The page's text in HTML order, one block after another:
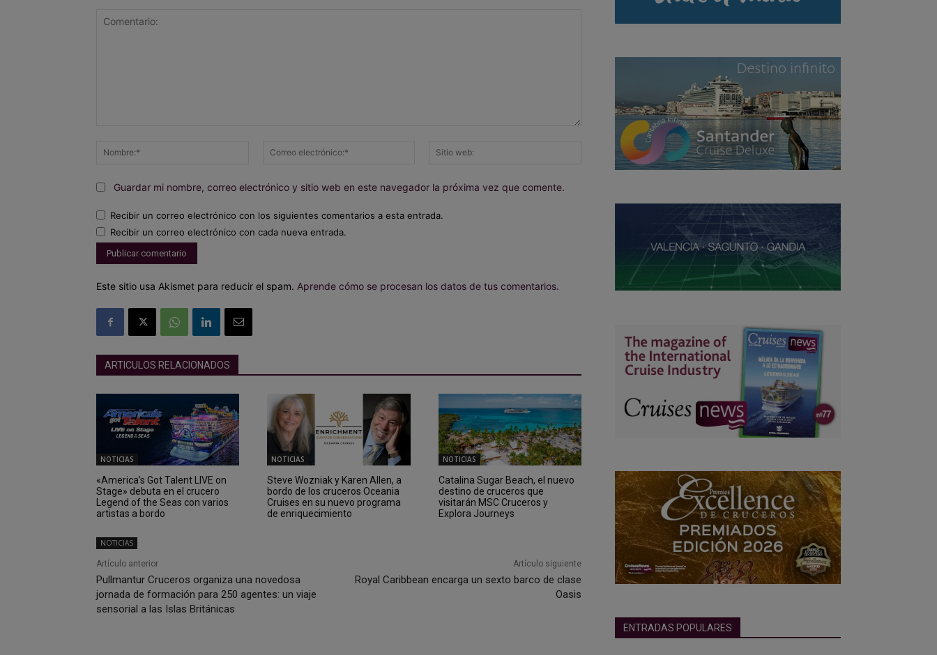
Nombre:*
Correo
Guardar mi nombre, correo electrónico y sitio web en este navegador la próxima vez que comente.
Recibir un correo electrónico con los siguientes comentarios a esta entrada.
Recibir un correo electrónico con cada nueva entrada.
Este sitio usa Akismet para reducir el spam. Aprende cómo se procesan los datos de tus comentarios.
ARTICULOS RELACIONADOS
NOTICIAS
«America’s Got Talent LIVE on
Stage» debuta en el crucero
Legend of the Seas con varios
artistas a bordo
NOTICIAS
Steve Wozniak y Karen Allen, a
bordo de los cruceros Oceania
Cruises en su nuevo programa
de enriquecimiento
NOTICIAS
Catalina Sugar Beach, el nuevo
destino de cruceros que
visitarán MSC Cruceros y
Explora Journeys
NOTICIAS
Artículo anterior
Pullmantur Cruceros organiza una novedosa
jornada de formación para 250 agentes: un viaje
sensorial a las Islas Británicas
Artículo siguiente
Royal Caribbean encarga un sexto barco de clase
Oasis
ENTRADAS POPULARES